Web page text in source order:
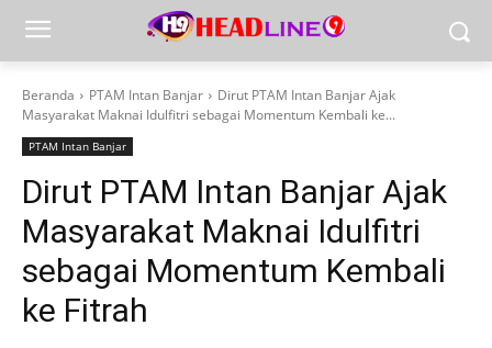
Beranda PTAM Intan Banjar
Dirut PTAM Intan Banjar Ajak
Masyarakat Maknai Idulfitri sebagai Momentum Kembali ke...
PTAM Intan Banjar
Dirut PTAM Intan Banjar Ajak
Masyarakat Maknai Idulfitri
sebagai Momentum Kembali
ke Fitrah